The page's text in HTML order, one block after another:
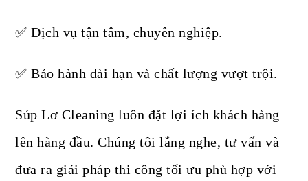
✅ Dịch vụ tận tâm, chuyên nghiệp.
✅ Bảo hành dài hạn và chất lượng vượt trội.
Súp Lơ Cleaning luôn đặt lợi ích khách hàng
lên hàng đầu. Chúng tôi lắng nghe, tư vấn và
đưa ra giải pháp thi công tối ưu phù hợp với